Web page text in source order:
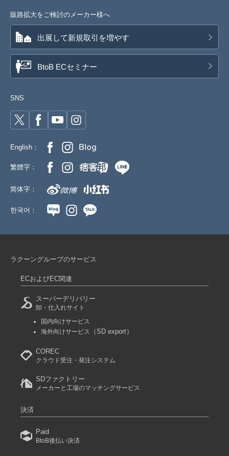
販路拡大をご検討のメーカー様へ
出展して新規取引を増やす
BtoB ECセミナー
SNS
English：
繁體字：
简体字：
한국어：
ラクーングループのサービス
ECおよびEC関連
スーパーデリバリー
卸・仕入れサイト
国内向けサービス
海外向けサービス
（SD export）
COREC
クラウド受注・発注システム
SDファクトリー
メーカーと工場のマッチングサービス
決済
Paid
BtoB後払い決済